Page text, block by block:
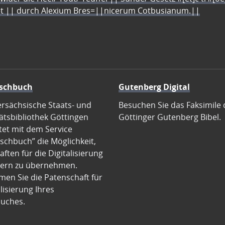
|| durch Alexium Bres=||nicerum Cotbusianum.||
Staats- und
Göttingen
mit dem Service
die Möglichkeit,
für die Digitalisierung
zu übernehmen.
Sie die Patenschaft für
Ihres
Gutenberg Digital
Besuchen Sie das Faksimile
Göttinger Gutenberg Bibel.